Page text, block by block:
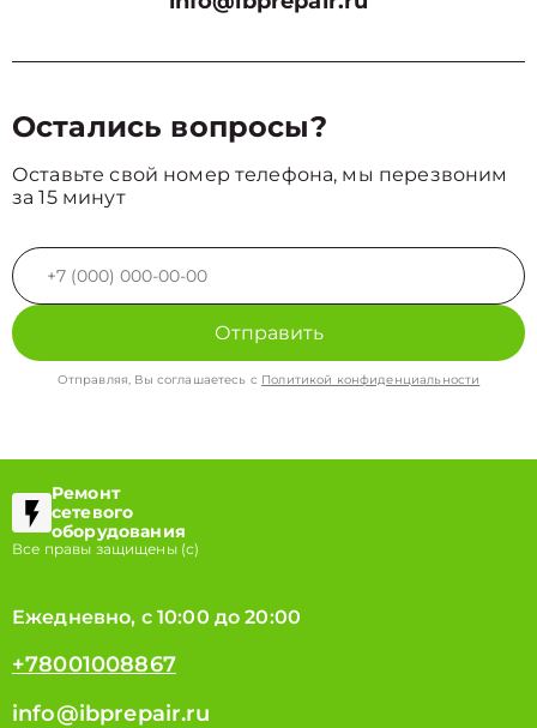
Остались вопросы?
Оставьте свой номер телефона, мы перезвоним
за 15 минут
Отправить
Отправляя, Вы соглашаетесь с Политикой конфиденциальности
Ремонт
сетевого
оборудования
Все правы защищены (с)
Ежедневно, с 10:00 до 20:00
+78001008867
info@ibprepair.ru